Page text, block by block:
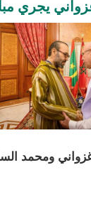
يجري
ومحمد